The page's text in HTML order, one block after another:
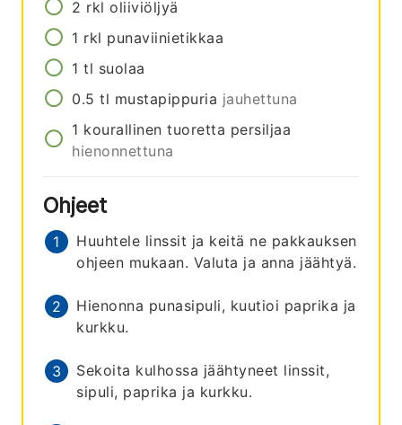
2 rkl oliiviöljyä
1 rkl punaviinietikkaa
1 tl suolaa
0.5 tl mustapippuria jauhettuna
1 kourallinen tuoretta persiljaa
hienonnettuna
Ohjeet
Huuhtele linssit ja keitä ne pakkauksen
ohjeen mukaan. Valuta ja anna jäähtyä.
Hienonna punasipuli, kuutioi paprika ja
kurkku.
Sekoita kulhossa jäähtyneet linssit,
sipuli, paprika ja kurkku.